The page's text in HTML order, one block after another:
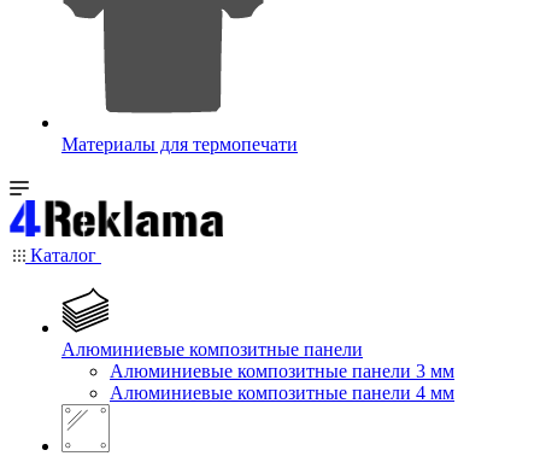
Материалы для термопечати
Каталог
Алюминиевые композитные панели
Алюминиевые композитные панели 3 мм
Алюминиевые композитные панели 4 мм